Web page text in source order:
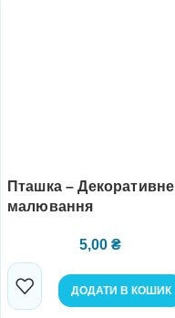
Пташка – Декоративне
малювання
5,00 ₴
ДОДАТИ В КОШИК